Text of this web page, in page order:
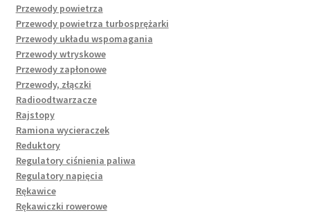
Przewody powietrza
Przewody powietrza turbosprężarki
Przewody układu wspomagania
Przewody wtryskowe
Przewody zapłonowe
Przewody, złączki
Radioodtwarzacze
Rajstopy
Ramiona wycieraczek
Reduktory
Regulatory ciśnienia paliwa
Regulatory napięcia
Rękawice
Rękawiczki rowerowe